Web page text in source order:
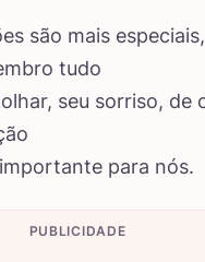
são mais
tudo
seu sorriso, de
para nós.
PUBLICIDADE